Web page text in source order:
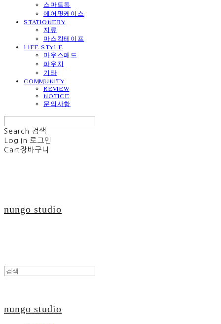
스마트톡
에어팟케이스
STATIONERY
지류
마스킹테이프
LIFE STYLE
마우스패드
파우치
기타
COMMUNITY
REVIEW
NOTICE
문의사항
Search 검색
Log In 로그인
Cart장바구니
nungo studio
nungo studio